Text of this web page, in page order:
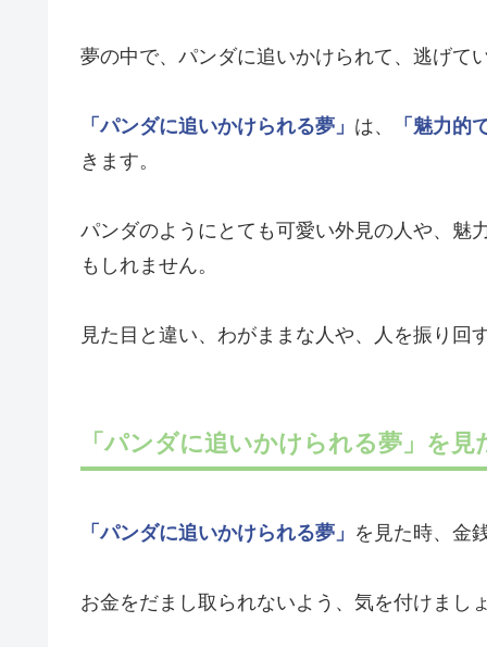
夢の中で、パンダに追いかけられて、逃げて
「パンダに追いかけられる夢」 は、
「魅力的
きます。
パンダのようにとても可愛い外見の人や、魅
もしれません。
見た目と違い、わがままな人や、人を振り回
「パンダに追いかけられる夢」を
「パンダに追いかけられる夢」 を見た時、金
お金をだまし取られないよう、気を付けまし